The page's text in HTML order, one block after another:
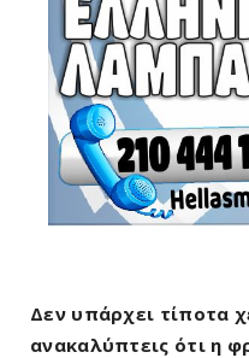
Δεν υπάρχει τίποτα
ανακαλύπτεις ότι η